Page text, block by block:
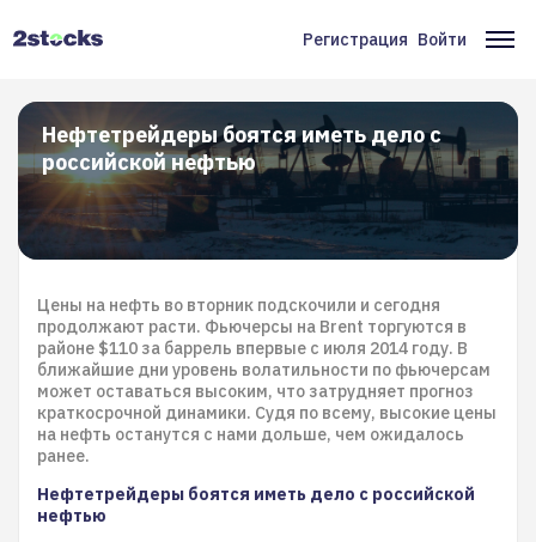
Меню
учётной
записи
пользователя
Регистрация Войти
Нефтетрейдеры боятся иметь дело с
российской нефтью
Цены на нефть во вторник подскочили и сегодня
продолжают расти. Фьючерсы на Brent торгуются в
районе $110 за баррель впервые с июля 2014 году. В
ближайшие дни уровень волатильности по фьючерсам
может оставаться высоким, что затрудняет прогноз
краткосрочной динамики. Судя по всему, высокие цены
на нефть останутся с нами дольше, чем ожидалось
ранее.
Нефтетрейдеры боятся иметь дело с российской
нефтью